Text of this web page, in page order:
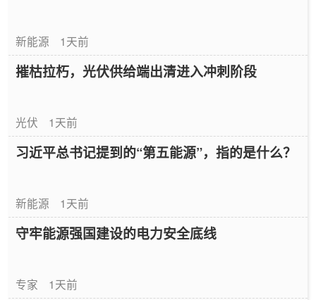
新能源 1天前
摧枯拉朽，光伏供给端出清进入冲刺阶段
光伏 1天前
习近平总书记提到的“第五能源”，指的是什么？
新能源 1天前
守牢能源强国建设的电力安全底线
专家 1天前